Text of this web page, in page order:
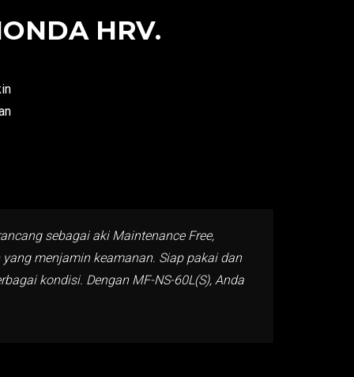
HRV.
sebagai aki Maintenance Free,
menjamin keamanan. Siap pakai dan
kondisi. Dengan MF-NS-60L(S), Anda